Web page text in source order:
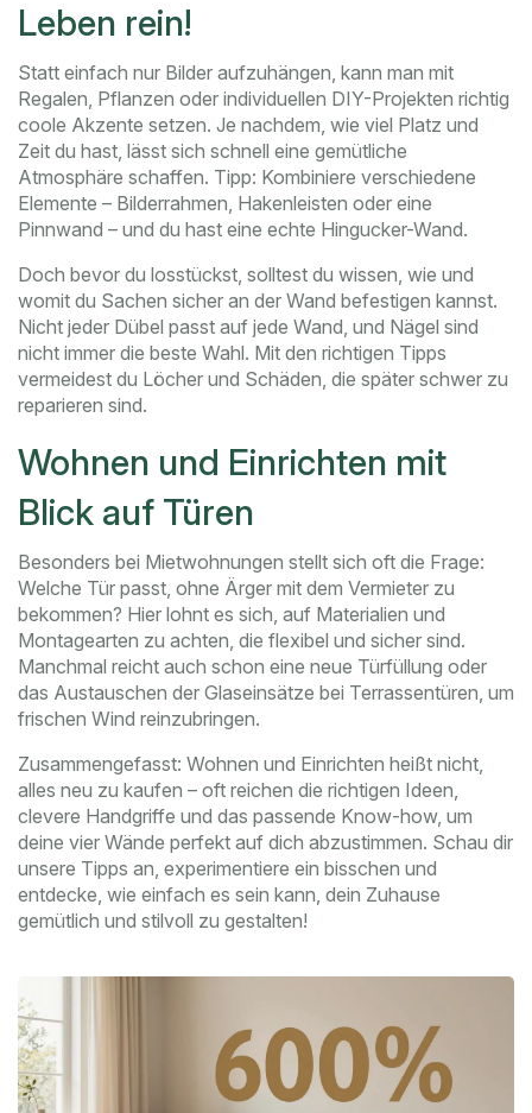
Leben rein!
Statt einfach nur Bilder aufzuhängen, kann man mit
Regalen, Pflanzen oder individuellen DIY-Projekten richtig
coole Akzente setzen. Je nachdem, wie viel Platz und
Zeit du hast, lässt sich schnell eine gemütliche
Atmosphäre schaffen. Tipp: Kombiniere verschiedene
Elemente – Bilderrahmen, Hakenleisten oder eine
Pinnwand – und du hast eine echte Hingucker-Wand.
Doch bevor du losstückst, solltest du wissen, wie und
womit du Sachen sicher an der Wand befestigen kannst.
Nicht jeder Dübel passt auf jede Wand, und Nägel sind
nicht immer die beste Wahl. Mit den richtigen Tipps
vermeidest du Löcher und Schäden, die später schwer zu
reparieren sind.
Wohnen und Einrichten mit
Blick auf Türen
Besonders bei Mietwohnungen stellt sich oft die Frage:
Welche Tür passt, ohne Ärger mit dem Vermieter zu
bekommen? Hier lohnt es sich, auf Materialien und
Montagearten zu achten, die flexibel und sicher sind.
Manchmal reicht auch schon eine neue Türfüllung oder
das Austauschen der Glaseinsätze bei Terrassentüren, um
frischen Wind reinzubringen.
Zusammengefasst: Wohnen und Einrichten heißt nicht,
alles neu zu kaufen – oft reichen die richtigen Ideen,
clevere Handgriffe und das passende Know-how, um
deine vier Wände perfekt auf dich abzustimmen. Schau dir
unsere Tipps an, experimentiere ein bisschen und
entdecke, wie einfach es sein kann, dein Zuhause
gemütlich und stilvoll zu gestalten!